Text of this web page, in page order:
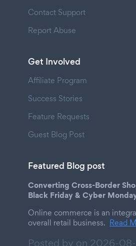
Contact Support
Report Abuse
Get Involved
Affiliate Program
Success Stories
Feature Requests
Guest Blog Post
Featured Blog post
Converting Cross-Border
Black Friday & Cyber
Online commerce is an
overall retail business. Read
Posted by on 2026-